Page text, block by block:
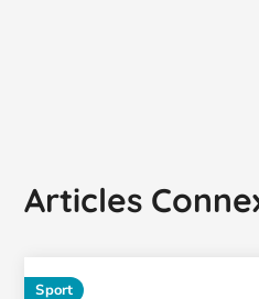
Articles
Sport